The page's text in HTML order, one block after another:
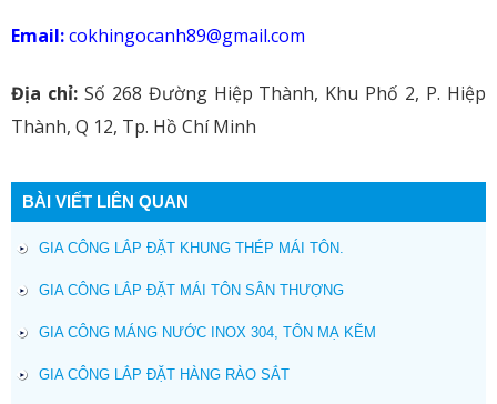
Email:cokhingocanh89@gmail.com
Địa chỉ: Số 268 Đường Hiệp Thành, Khu Phố 2, P. Hiệp
Thành, Q 12, Tp. Hồ Chí Minh
BÀI VIẾT LIÊN QUAN
GIA CÔNG LẮP ĐẶT KHUNG THÉP MÁI TÔN.
GIA CÔNG LẮP ĐẶT MÁI TÔN SÂN THƯỢNG
GIA CÔNG MÁNG NƯỚC INOX 304, TÔN MẠ KẼM
GIA CÔNG LẮP ĐẶT HÀNG RÀO SẮT